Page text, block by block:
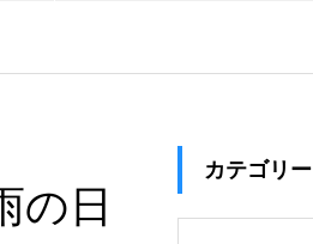
の日
カテゴリー